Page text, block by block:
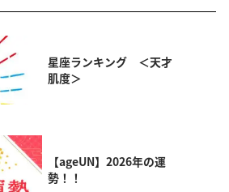
星座ランキング ＜天才
肌度＞
【ageUN】2026年の運
勢！！